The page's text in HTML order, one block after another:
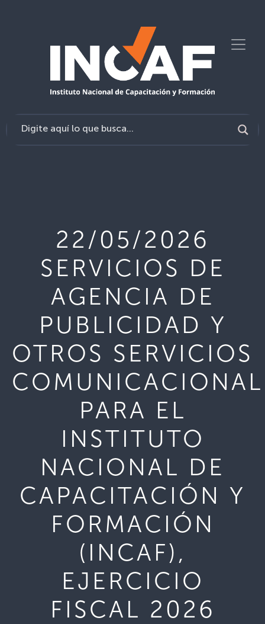
22/05/2026
SERVICIOS DE
AGENCIA DE
PUBLICIDAD Y
OTROS SERVICIOS
PARA EL
INSTITUTO
NACIONAL DE
CAPACITACIÓN Y
FORMACIÓN
(INCAF),
EJERCICIO
FISCAL 2026